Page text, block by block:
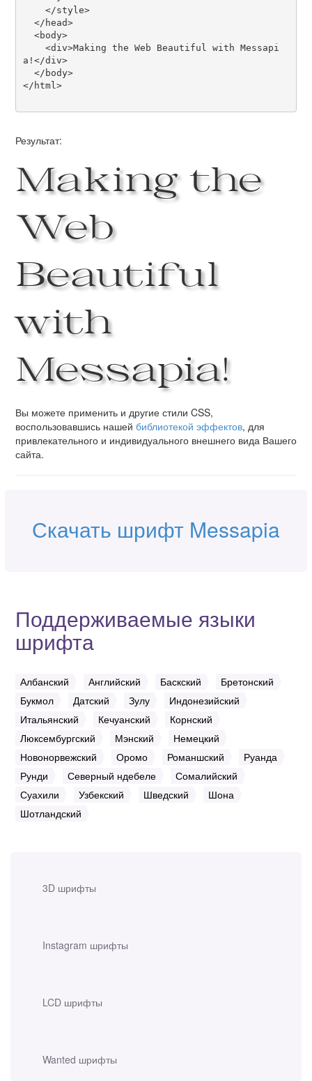
3D шрифты
Instagram шрифты
LCD шрифты
Wanted шрифты
a!</div>
</html>
Результат:
Making the
Web
Beautiful
with
Messapia!
Вы можете применить и другие стили CSS,
воспользовавшись нашей библиотекой эффектов, для
привлекательного и индивидуального внешнего вида Вашего
сайта.
Скачать шрифт Messapia
Поддерживаемые языки
шрифта
Албанский Английский Баскский
Бретонский
Букмол
Датский Зулу
Индонезийский
Итальянский
Кечуанский
Корнский
Люксембургский
Мэнский
Немецкий
Новонорвежский
Оромо Романшский
Руанда
Рунди
Северный ндебеле
Сомалийский
Суахили
Узбекский Шведский
Шона
Шотландский